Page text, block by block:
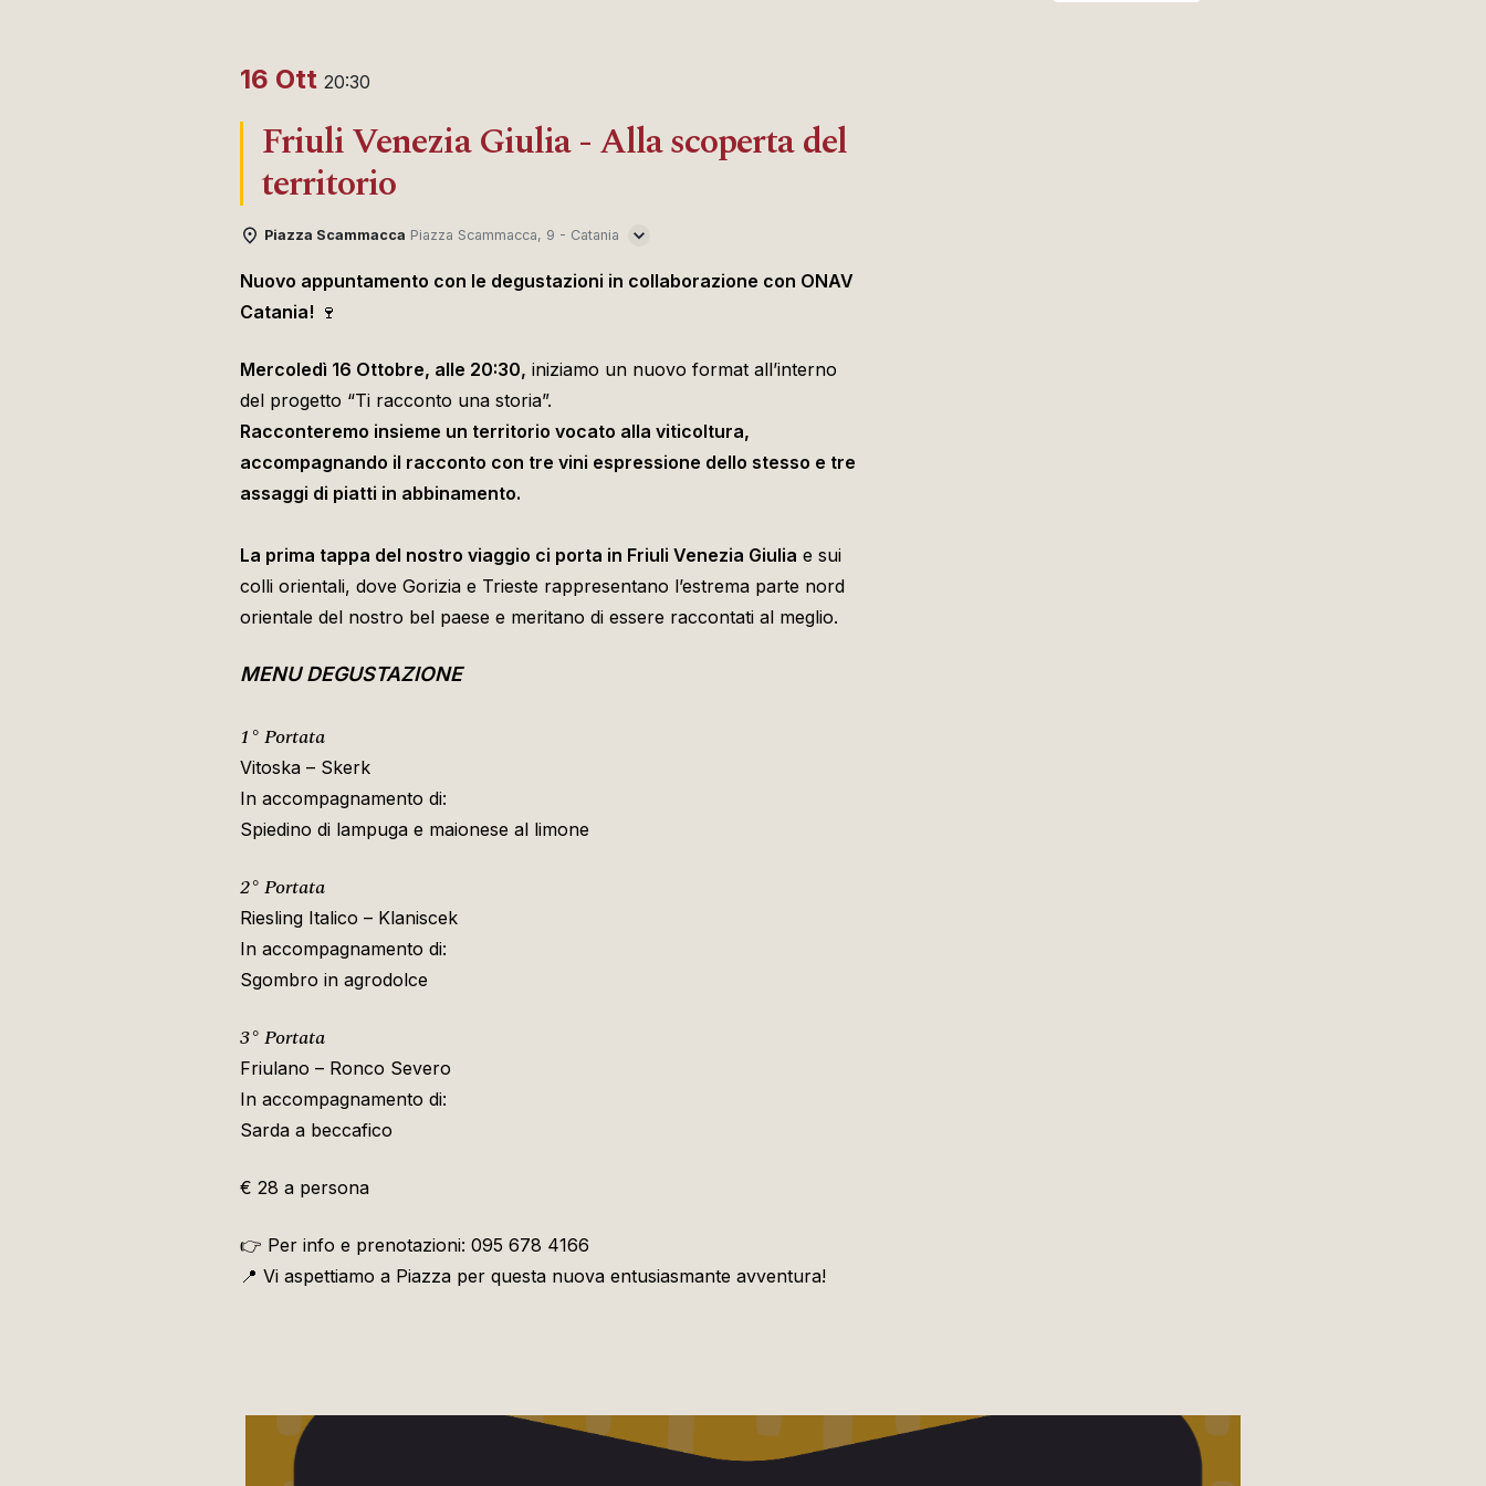
16 Ott 20:30
Friuli Venezia Giulia - Alla scoperta del
territorio
Piazza Scammacca Piazza Scammacca, 9 - Catania
Nuovo appuntamento con le degustazioni in collaborazione con ONAV
Catania! 🍷
Mercoledì 16 Ottobre, alle 20:30, iniziamo un nuovo format all’interno
del progetto “Ti racconto una storia”.
Racconteremo insieme un territorio vocato alla viticoltura,
accompagnando il racconto con tre vini espressione dello stesso e tre
assaggi di piatti in abbinamento.
La prima tappa del nostro viaggio ci porta in Friuli Venezia Giulia e sui
colli orientali, dove Gorizia e Trieste rappresentano l’estrema parte nord
orientale del nostro bel paese e meritano di essere raccontati al meglio.
MENU DEGUSTAZIONE
1° Portata
Vitoska – Skerk
In accompagnamento di:
Spiedino di lampuga e maionese al limone
2° Portata
Riesling Italico – Klaniscek
In accompagnamento di:
Sgombro in agrodolce
3° Portata
Friulano – Ronco Severo
In accompagnamento di:
Sarda a beccafico
€ 28 a persona
👉 Per info e prenotazioni: 095 678 4166
📍 Vi aspettiamo a Piazza per questa nuova entusiasmante avventura!